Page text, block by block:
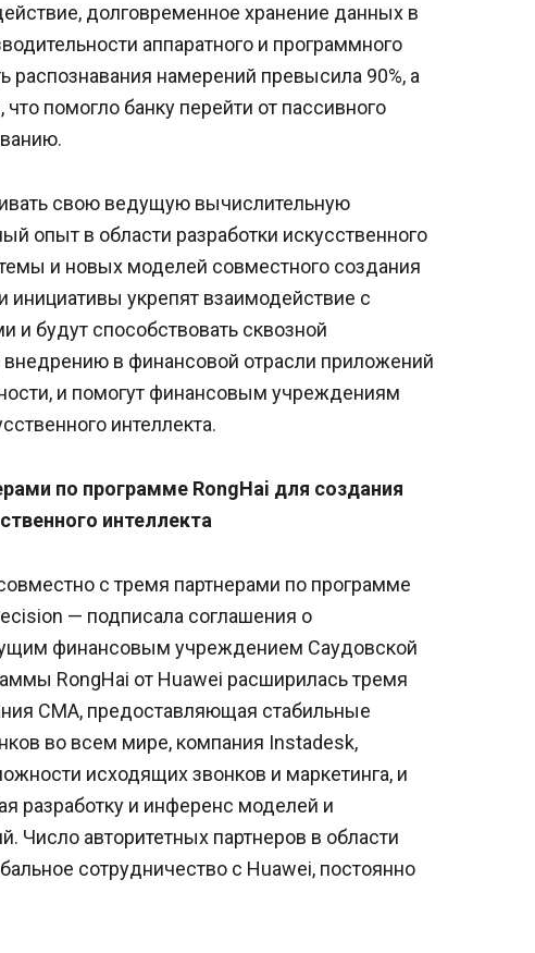
долговременное хранение данных в
аппаратного и программного
распознавания намерений превысила 90%, а
помогло банку перейти от пассивного
свою ведущую вычислительную
опыт в области разработки искусственного
и новых моделей совместного создания
инициативы укрепят взаимодействие с
и будут способствовать сквозной
в финансовой отрасли приложений
и помогут финансовым учреждениям
интеллекта.
по программе RongHai для создания
интеллекта
с тремя партнерами по программе
— подписала соглашения о
финансовым учреждением Саудовской
RongНai от Huawei расширилась тремя
CMA, предоставляющая стабильные
во всем мире, компания Instadesk,
исходящих звонков и маркетинга, и
разработку и инференс моделей и
авторитетных партнеров в области
сотрудничество с Huawei, постоянно